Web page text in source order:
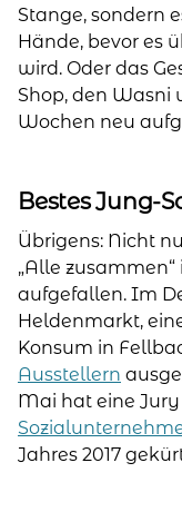
Stange, sondern
Hände, bevor es
wird. Oder das
Shop, den
Wochen neu
Bestes Jung-
Übrigens: Nicht
„Alle
aufgefallen. Im
Heldenmarkt,
Konsum in
Ausstellern
Mai hat eine
Jahres 2017